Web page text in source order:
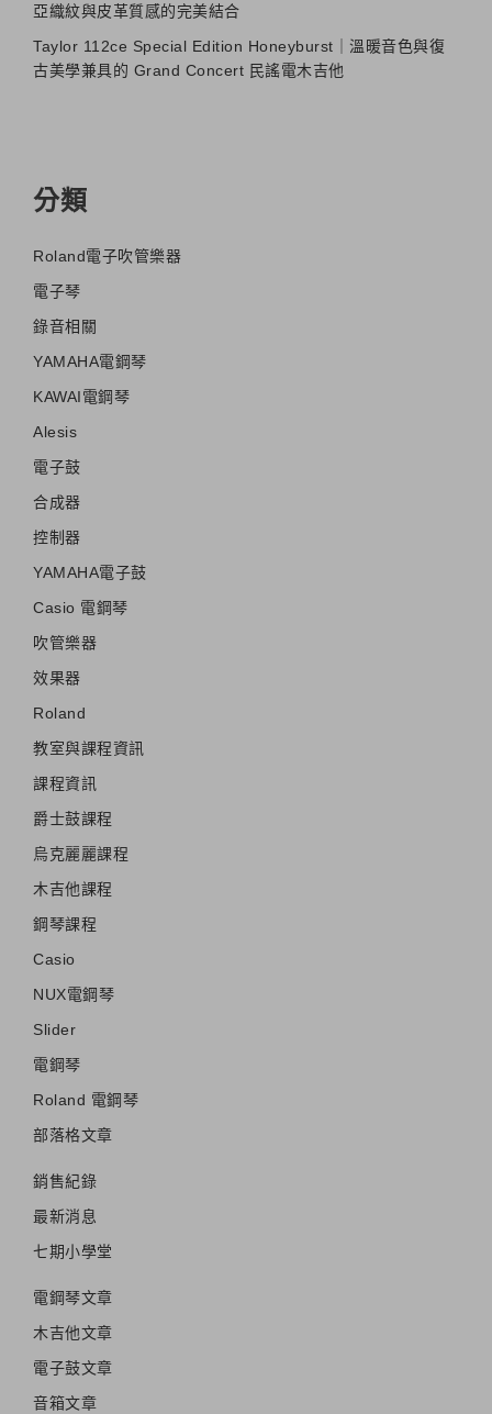
亞織紋與皮革質感的完美結合
Taylor 112ce Special Edition Honeyburst｜溫暖音色與復
古美學兼具的 Grand Concert 民謠電木吉他
分類
Roland電子吹管樂器
電子琴
錄音相關
YAMAHA電鋼琴
KAWAI電鋼琴
Alesis
電子鼓
合成器
控制器
YAMAHA電子鼓
Casio 電鋼琴
吹管樂器
效果器
Roland
教室與課程資訊
課程資訊
爵士鼓課程
烏克麗麗課程
木吉他課程
鋼琴課程
Casio
NUX電鋼琴
Slider
電鋼琴
Roland 電鋼琴
部落格文章
銷售紀錄
最新消息
七期小學堂
電鋼琴文章
木吉他文章
電子鼓文章
音箱文章